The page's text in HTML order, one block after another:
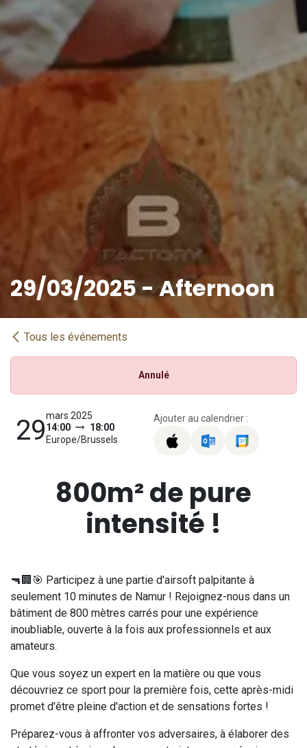
29/03/2025 - Afternoon
Tous les événements
Annulé
29mars 2025
14:00
18:00
Europe/Brussels
Ajouter au calendrier :
800m² de pure
intensité !
🔫🏢🎯 Participez à une partie d'airsoft palpitante à
seulement 10 minutes de Namur ! Rejoignez-nous dans un
bâtiment de 800 mètres carrés pour une expérience
inoubliable, ouverte à la fois aux professionnels et aux
amateurs.
Que vous soyez un expert en la matière ou que vous
découvriez ce sport pour la première fois, cette après-midi
promet d'être pleine d'action et de sensations fortes !
Préparez-vous à affronter vos adversaires, à élaborer des